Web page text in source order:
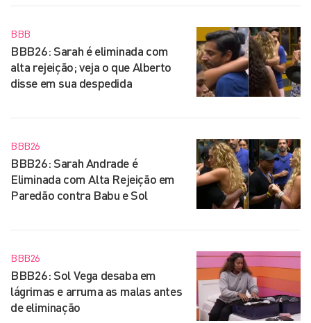
BBB
BBB26: Sarah é eliminada com
alta rejeição; veja o que Alberto
disse em sua despedida
BBB26
BBB26: Sarah Andrade é
Eliminada com Alta Rejeição em
Paredão contra Babu e Sol
BBB26
BBB26: Sol Vega desaba em
lágrimas e arruma as malas antes
de eliminação